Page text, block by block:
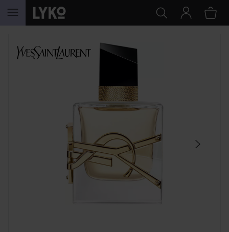
HOPPA TILL INNEHÅLLET
HOPPA ÖVER SEKTIONEN